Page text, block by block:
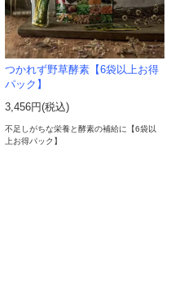
つかれず野草酵素【6袋以上お得
パック】
3,456円(税込)
不足しがちな栄養と酵素の補給に【6袋以
上お得パック】